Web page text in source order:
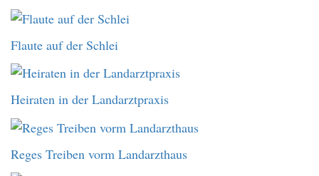
Flaute auf der Schlei
Heiraten in der Landarztpraxis
Reges Treiben vorm Landarzthaus